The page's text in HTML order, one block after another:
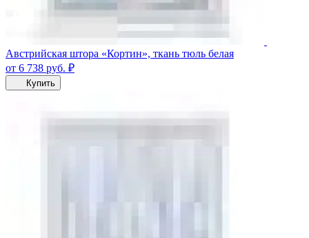
Австрийская штора «Кортин», ткань тюль белая
от 6 738 руб. ₽
Купить